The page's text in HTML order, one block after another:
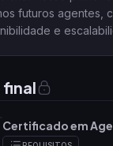
futuros agentes,
e
Certificado em